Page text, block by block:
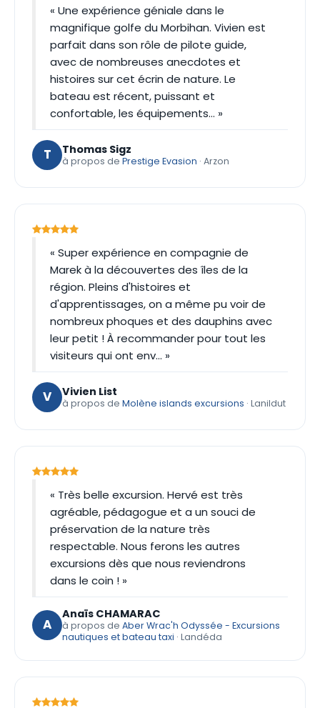
« Une expérience géniale dans le
magnifique golfe du Morbihan. Vivien est
parfait dans son rôle de pilote guide,
avec de nombreuses anecdotes et
histoires sur cet écrin de nature. Le
bateau est récent, puissant et
confortable, les équipements… »
T Thomas Sigz
à propos de Prestige Evasion · Arzon
« Super expérience en compagnie de
Marek à la découvertes des îles de la
région. Pleins d'histoires et
d'apprentissages, on a même pu voir de
nombreux phoques et des dauphins avec
leur petit ! À recommander pour tout les
visiteurs qui ont env… »
V Vivien List
à propos de Molène islands excursions · Lanildut
« Très belle excursion. Hervé est très
agréable, pédagogue et a un souci de
préservation de la nature très
respectable. Nous ferons les autres
excursions dès que nous reviendrons
dans le coin ! »
A
Anaïs CHAMARAC
à propos de Aber Wrac'h Odyssée - Excursions
nautiques et bateau taxi · Landéda